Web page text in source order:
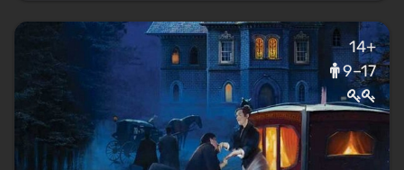
14+
9–17